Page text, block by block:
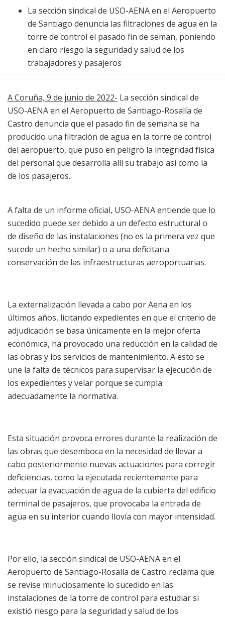
La sección sindical de USO-AENA en el Aeropuerto
de Santiago denuncia las filtraciones de agua en la
torre de control el pasado fin de seman, poniendo
en claro riesgo la seguridad y salud de los
trabajadores y pasajeros
A Coruña, 9 de junio de 2022- La sección sindical de
USO-AENA en el Aeropuerto de Santiago-Rosalía de
Castro denuncia que el pasado fin de semana se ha
producido una filtración de agua en la torre de control
del aeropuerto, que puso en peligro la integridad física
del personal que desarrolla allí su trabajo así como la
de los pasajeros.
A falta de un informe oficial, USO-AENA entiende que lo
sucedido puede ser debido a un defecto estructural o
de diseño de las instalaciones (no es la primera vez que
sucede un hecho similar) o a una deficitaria
conservación de las infraestructuras aeroportuarias.
La externalización llevada a cabo por Aena en los
últimos años, licitando expedientes en que el criterio de
adjudicación se basa únicamente en la mejor oferta
económica, ha provocado una reducción en la calidad de
las obras y los servicios de mantenimiento. A esto se
une la falta de técnicos para supervisar la ejecución de
los expedientes y velar porque se cumpla
adecuadamente la normativa.
Esta situación provoca errores durante la realización de
las obras que desemboca en la necesidad de llevar a
cabo posteriormente nuevas actuaciones para corregir
deficiencias, como la ejecutada recientemente para
adecuar la evacuación de agua de la cubierta del edificio
terminal de pasajeros, que provocaba la entrada de
agua en su interior cuando llovía con mayor intensidad.
Por ello, la sección sindical de USO-AENA en el
Aeropuerto de Santiago-Rosalía de Castro reclama que
se revise minuciosamente lo sucedido en las
instalaciones de la torre de control para estudiar si
existió riesgo para la seguridad y salud de los